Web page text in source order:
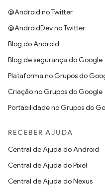
@Android no Twitter
@AndroidDev no Twitter
Blog do Android
Blog de segurança do Google
Plataforma no Grupos do
Criação no Grupos do Google
Portabilidade no Grupos do
RECEBER AJUDA
Central de Ajuda do Android
Central de Ajuda do Pixel
Central de Ajuda do Nexus